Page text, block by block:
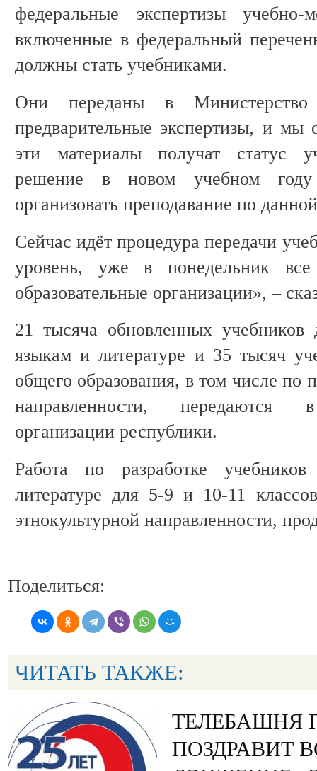
федеральные экспертизы учебно-
включенные в федеральный
должны стать учебниками.
Они переданы в
предварительные экспертизы, и мы
эти материалы получат статус
решение в новом учебном
организовать преподавание по
Сейчас идёт процедура передачи
уровень, уже в понедельник
образовательные организации», –
21 тысяча обновленных
языкам и литературе и 35 тысяч
общего образования, в том числе по
направленности, передаются в
организации республики.
Работа по разработке
литературе для 5-9 и 10-11
этнокультурной направленности,
Поделиться:
ЧИТАТЬ ТАКЖЕ:
ТЕЛЕБАШНЯ
ПОЗДРАВИТ